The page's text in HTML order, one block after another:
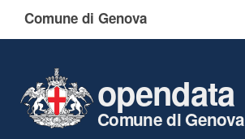
Comune di Genova
opendata
Comune di Genova